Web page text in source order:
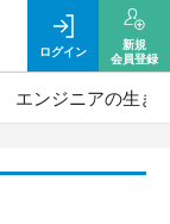
ログイン
新規
会員登録
エンジニアの生き